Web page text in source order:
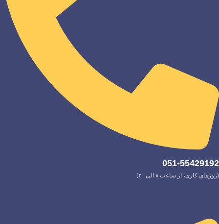
051-55429192
(روزهای کاری، از ساعت ۸ الی ۲۰)